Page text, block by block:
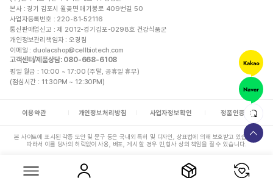
본사 : 경기 김포시 월곶면 애기봉로 409번길 50
사업자등록번호 : 220-81-52116
통신판매업신고 : 제 2012-경기김포-0298호 건강식품군
개인정보관리책임자 : 오경림
이메일 : duolacshop@cellbiotech.com
고객센터/제품상담: 080-668-6108
평일 월금 : 10:00 ~ 17:00 (주말, 공휴일 휴무)
(점심시간 : 11:30PM ~ 12:30PM)
이용약관 개인정보처리방침 사업자정보확인 정품인증안내
본 사이트에 표시된 각종 도안 및 문구 등은 국내외 특허 및 디자인, 상표법에 의해 보호받고 있습니다.
따라서 이를 당사의 허락없이 사용, 배포, 게시 할 경우 민,형사 상의 책임을 질 수 있습니다.